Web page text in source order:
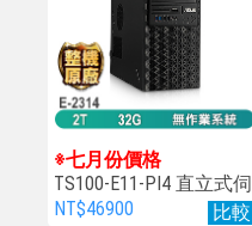
比較
※七月份價格
TS100-E11-PI4 直立式伺
服器
NT$46900